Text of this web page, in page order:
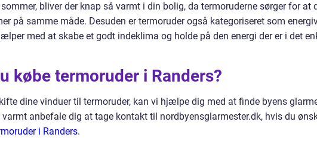
bliver der knap så varmt i din bolig, da termoruderne sørger for at
på samme måde. Desuden er termoruder også kategoriseret som
med at skabe et godt indeklima og holde på den energi der er i det
købe termoruder i Randers?
dine vinduer til termoruder, kan vi hjælpe dig med at finde byens
varmt anbefale dig at tage kontakt til nordbyensglarmester.dk, hvis du
i Randers.